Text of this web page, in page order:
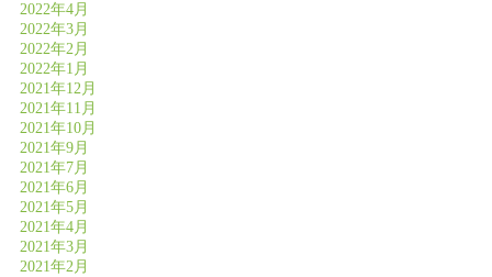
2022年4月
2022年3月
2022年2月
2022年1月
2021年12月
2021年11月
2021年10月
2021年9月
2021年7月
2021年6月
2021年5月
2021年4月
2021年3月
2021年2月